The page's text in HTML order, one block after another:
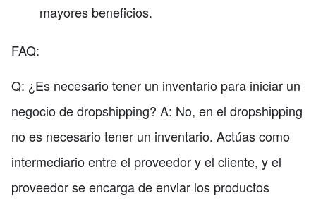
mayores beneficios.
FAQ:
Q: ¿Es necesario tener un inventario para iniciar un
negocio de dropshipping? A: No, en el dropshipping
no es necesario tener un inventario. Actúas como
intermediario entre el proveedor y el cliente, y el
proveedor se encarga de enviar los productos